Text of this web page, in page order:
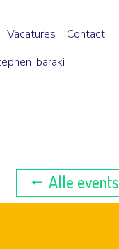
Ibaraki
Vacatures Contact
Alle events